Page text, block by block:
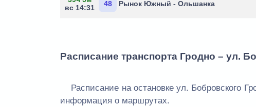
вс 14:31
48 Рынок Южный - Ольшанка
Расписание транспорта Гродно – ул.
Расписание на остановке ул. Бобровского
информация о маршрутах.